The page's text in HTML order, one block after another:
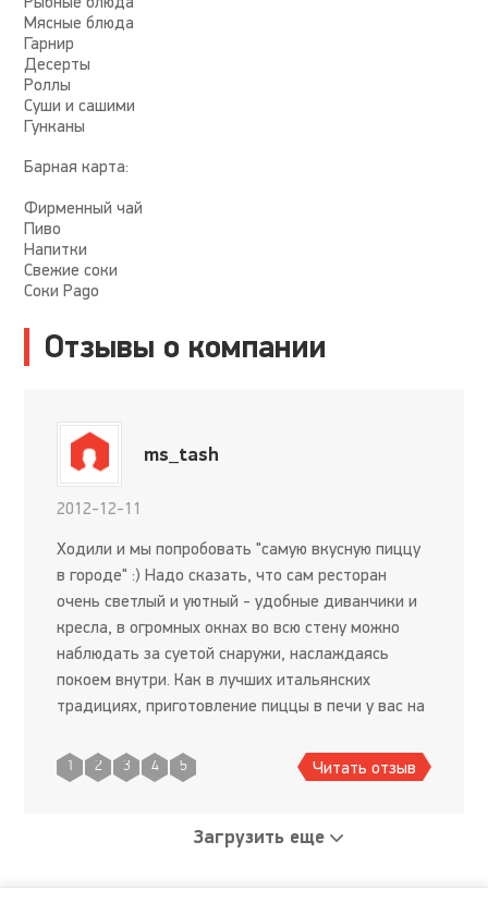
Мясные блюда
Гарнир
Десерты
Роллы
Суши и сашими
Гунканы
Барная карта:
Фирменный чай
Пиво
Напитки
Свежие соки
Соки Pago
Отзывы о компании
ms_tash
2012-12-11
Ходили и мы попробовать "самую вкусную пиццу
в городе" :) Надо сказать, что сам ресторан
очень светлый и уютный - удобные диванчики и
кресла, в огромных окнах во всю стену можно
наблюдать за суетой снаружи, наслаждаясь
покоем внутри. Как в лучших итальянских
традициях, приготовление пиццы в печи у вас на
заказывала 4 сыра. Чт
1 2 3 4 5 Читать отзыв
Загрузить еще